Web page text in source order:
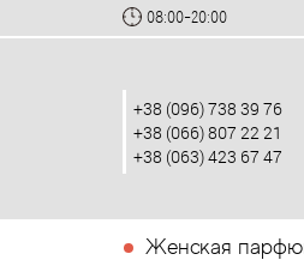
08:00-20:00
+38 (096) 738 39 76
+38 (066) 807 22 21
+38 (063) 423 67 47
Женская